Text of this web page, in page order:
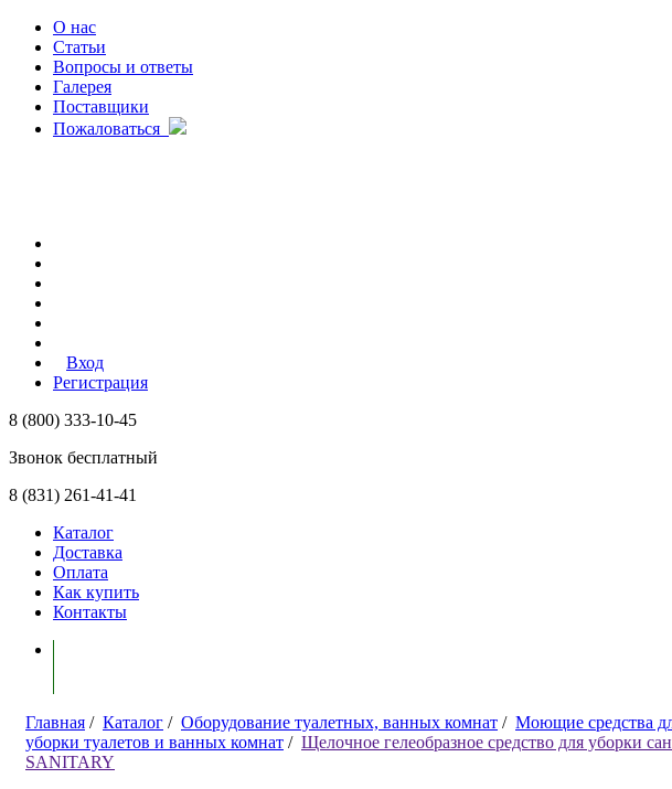
О нас
Статьи
Вопросы и ответы
Галерея
Поставщики
Пожаловаться
Вход
Регистрация
8 (800) 333-10-45
Звонок бесплатный
8 (831) 261-41-41
Каталог
Доставка
Оплата
Как купить
Контакты
Главная / Каталог / Оборудование туалетных, ванных комнат / Моющие средства
уборки туалетов и ванных комнат / Щелочное гелеобразное средство для уборки
SANITARY